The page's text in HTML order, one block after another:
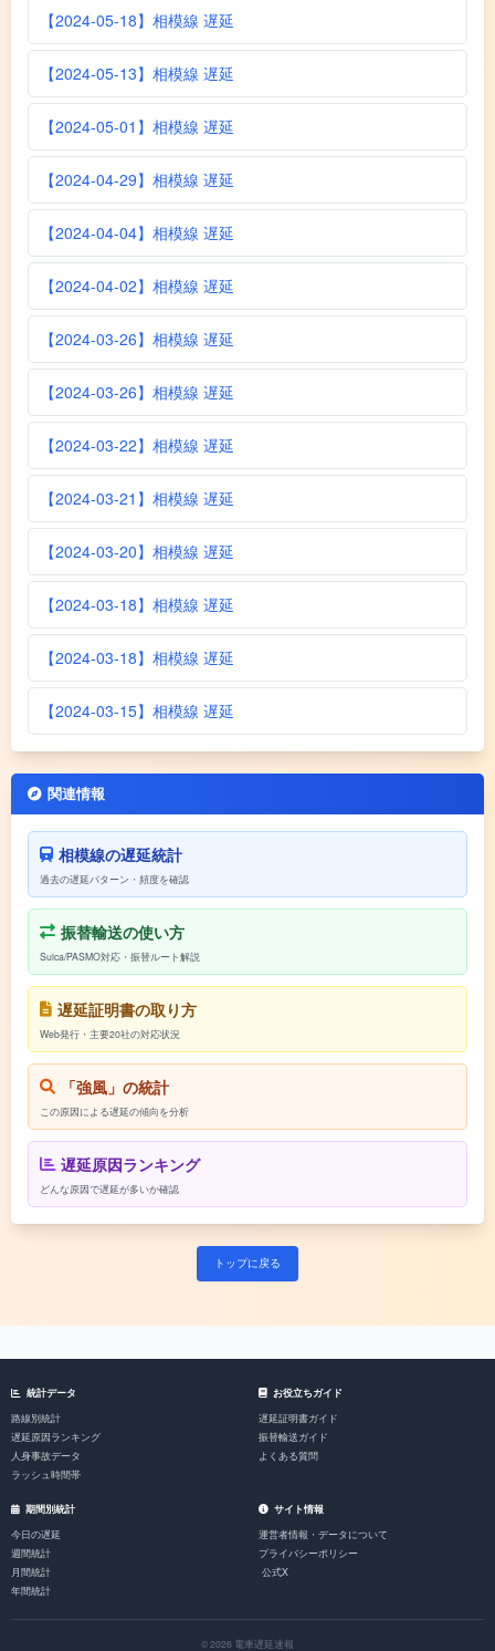
【2024-05-18】相模線 遅延
【2024-05-13】相模線 遅延
【2024-05-01】相模線 遅延
【2024-04-29】相模線 遅延
【2024-04-04】相模線 遅延
【2024-04-02】相模線 遅延
【2024-03-26】相模線 遅延
【2024-03-26】相模線 遅延
【2024-03-22】相模線 遅延
【2024-03-21】相模線 遅延
【2024-03-20】相模線 遅延
【2024-03-18】相模線 遅延
【2024-03-18】相模線 遅延
【2024-03-15】相模線 遅延
関連情報
相模線の遅延統計
過去の遅延パターン・頻度を確認
振替輸送の使い方
Suica/PASMO対応・振替ルート解説
遅延証明書の取り方
Web発行・主要20社の対応状況
「強風」の統計
この原因による遅延の傾向を分析
遅延原因ランキング
どんな原因で遅延が多いか確認
トップに戻る
統計データ
路線別統計
遅延原因ランキング
人身事故データ
ラッシュ時間帯
お役立ちガイド
遅延証明書ガイド
振替輸送ガイド
よくある質問
期間別統計
今日の遅延
週間統計
月間統計
年間統計
サイト情報
運営者情報・データについて
プライバシーポリシー
公式X
© 2026 電車遅延速報